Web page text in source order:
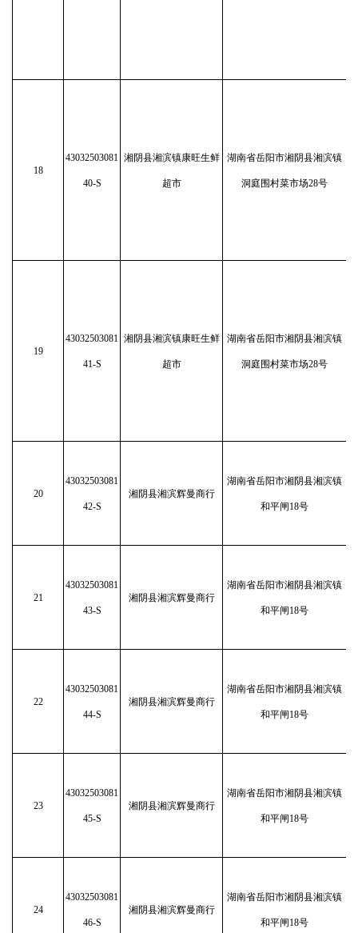
18
43032503081
40-S
湘阴县湘滨镇康旺生鲜
超市
湖南省岳阳市湘阴县湘滨镇
洞庭围村菜市场28号
19
43032503081
41-S
湘阴县湘滨镇康旺生鲜
超市
湖南省岳阳市湘阴县湘滨镇
洞庭围村菜市场28号
20
43032503081
42-S
湘阴县湘滨辉曼商行
湖南省岳阳市湘阴县湘滨镇
和平闸18号
21
43032503081
43-S
湘阴县湘滨辉曼商行
湖南省岳阳市湘阴县湘滨镇
和平闸18号
22
43032503081
44-S
湘阴县湘滨辉曼商行
湖南省岳阳市湘阴县湘滨镇
和平闸18号
23
43032503081
45-S
湘阴县湘滨辉曼商行
湖南省岳阳市湘阴县湘滨镇
和平闸18号
24
43032503081
46-S
湘阴县湘滨辉曼商行
湖南省岳阳市湘阴县湘滨镇
和平闸18号